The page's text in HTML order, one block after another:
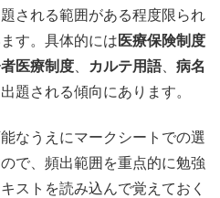
される範囲がある程度限られ
す。具体的には 医療保険制度
医療制度 カルテ用語、 病名
題される傾向にあります。
なうえにマークシートでの選
で、頻出範囲を重点的に勉強
ストを読み込んで覚えておく